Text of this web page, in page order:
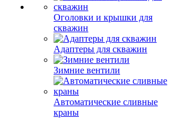
Оголовки и крышки для
скважин
Адаптеры для скважин
Зимние вентили
Автоматические сливные
краны